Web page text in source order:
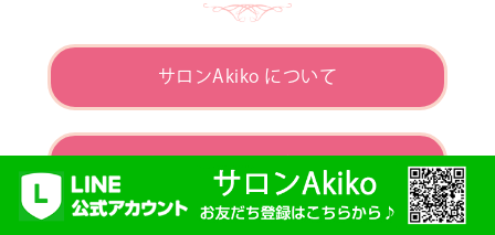
サロンAkiko について
仕事着そのままヨガ について